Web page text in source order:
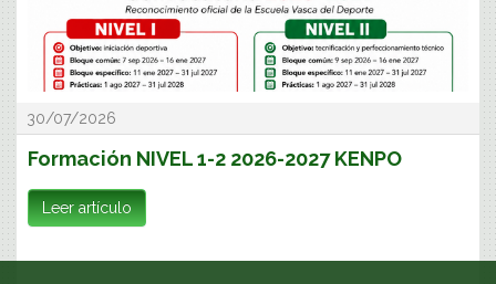
30/07/2026
Formación NIVEL 1-2 2026-2027 KENPO
Leer artículo